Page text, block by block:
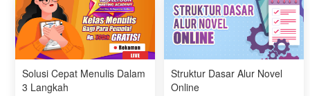
Solusi Cepat Menulis Dalam
3 Langkah
Struktur Dasar Alur Novel
Online